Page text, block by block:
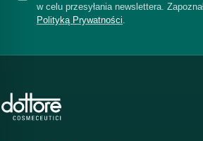
w celu przesyłania newslettera.
Polityką Prywatności.